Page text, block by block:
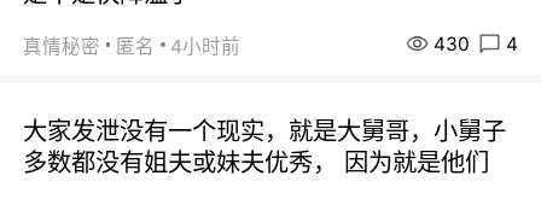
真情秘密 匿名 4小时前 430 4
大家发泄没有一个现实，就是大舅哥，小舅子
多数都没有姐夫或妹夫优秀， 因为就是他们